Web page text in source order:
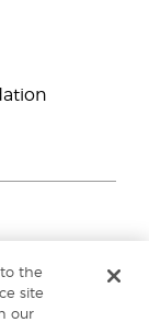
to the
site
our